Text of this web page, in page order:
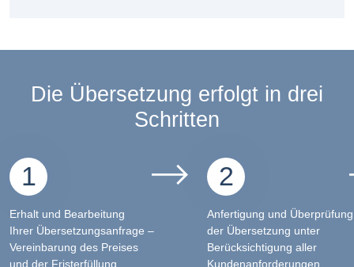
Die Übersetzung erfolgt in drei
Schritten
1
Erhalt und Bearbeitung
Ihrer Übersetzungsanfrage –
Vereinbarung des Preises
und der Fristerfüllung
2
Anfertigung und Überprüfung
der Übersetzung unter
Berücksichtigung aller
Kundenanforderungen